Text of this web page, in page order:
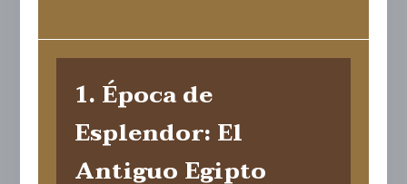
1. Época de
Esplendor: El
Antiguo Egipto